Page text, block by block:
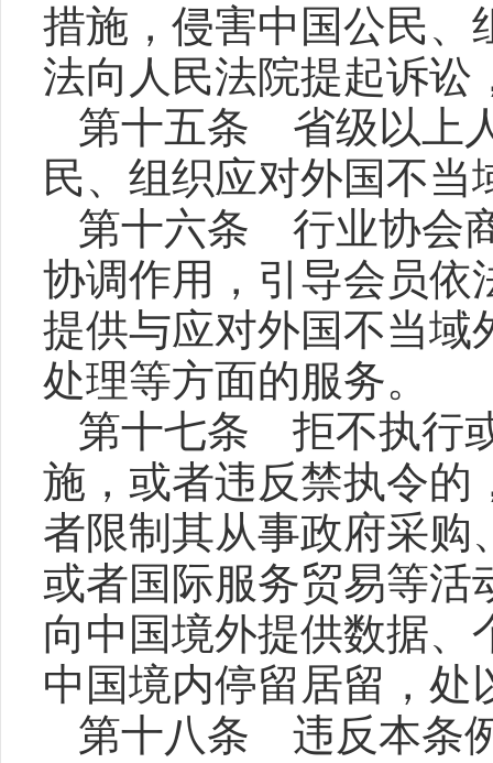
措施，侵害中国公民、
法向人民法院提起诉讼
第十五条 省级以上
民、组织应对外国不
第十六条 行业协会
协调作用，引导会员依
提供与应对外国不当域
处理等方面的服务。
第十七条 拒不执行
施，或者违反禁执令的
者限制其从事政府采购
或者国际服务贸易等活
向中国境外提供数据、
中国境内停留居留，处
第十八条 违反本条